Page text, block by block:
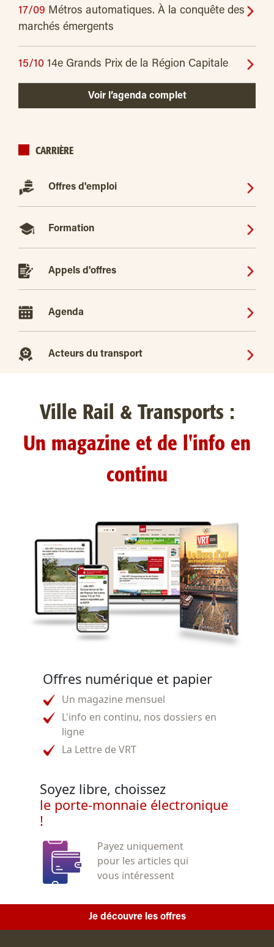
17/09 Métros automatiques. À la conquête des
marchés émergents
15/10 14e Grands Prix de la Région Capitale
Voir l’agenda complet
CARRIÈRE
Offres d'emploi
Formation
Appels d'offres
Agenda
Acteurs du transport
Ville Rail & Transports :
Un magazine et de l'info en
continu
Offres numérique et papier
Un magazine mensuel
L'info en continu, nos dossiers en
ligne
La Lettre de VRT
Soyez libre, choissez
le porte-monnaie électronique
!
Payez uniquement
pour les articles qui
vous intéressent
Je découvre les offres